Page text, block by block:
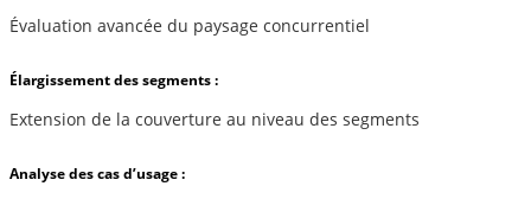
Évaluation avancée du paysage concurrentiel
Élargissement des segments :
Extension de la couverture au niveau des segments
Analyse des cas d’usage :